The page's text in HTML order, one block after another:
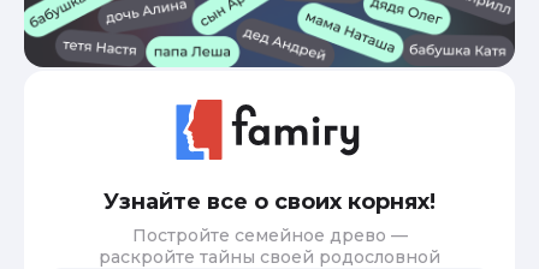
Узнайте все о своих корнях!
Постройте семейное древо —
раскройте тайны своей родословной